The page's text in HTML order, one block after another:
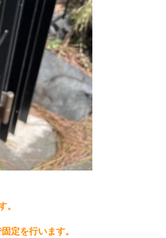
。
定を行います。